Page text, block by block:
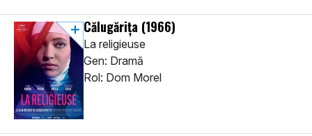
Călugărița (1966)
La religieuse
Gen: Dramă
Rol: Dom Morel